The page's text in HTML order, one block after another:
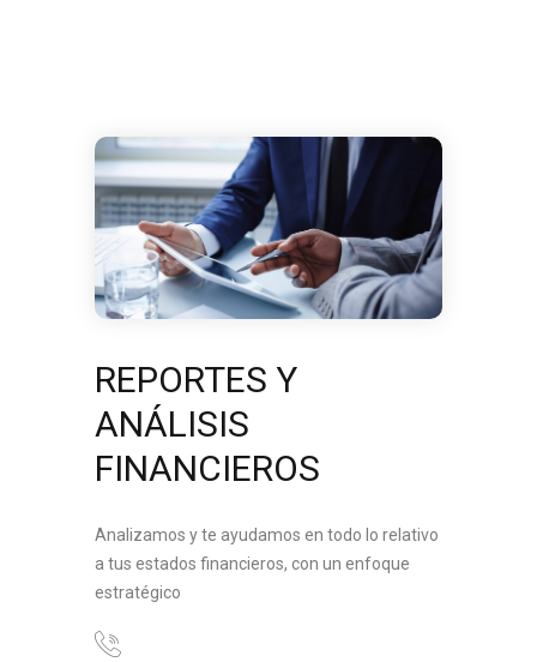
REPORTES Y
ANÁLISIS
FINANCIEROS
Analizamos y te ayudamos en todo lo relativo
a tus estados financieros, con un enfoque
estratégico